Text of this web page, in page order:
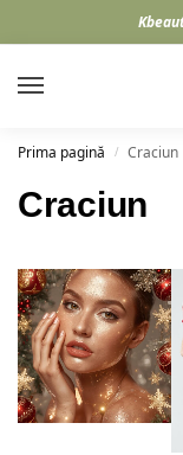
Prima pagină / Craciun
Craciun